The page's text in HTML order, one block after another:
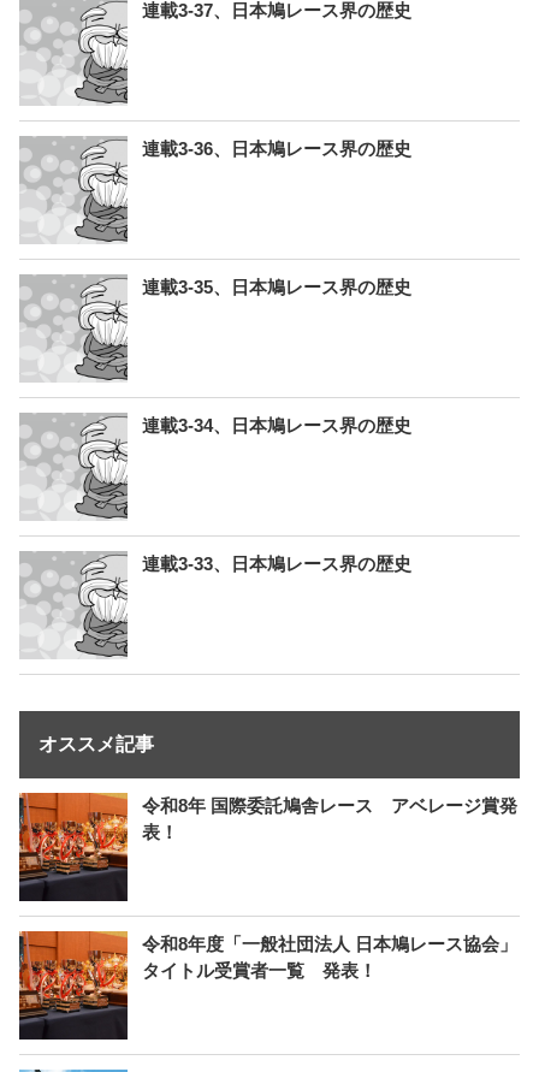
連載3-37、日本鳩レース界の歴史
連載3-36、日本鳩レース界の歴史
連載3-35、日本鳩レース界の歴史
連載3-34、日本鳩レース界の歴史
連載3-33、日本鳩レース界の歴史
オススメ記事
令和8年 国際委託鳩舎レース アベレージ賞発
表！
令和8年度「一般社団法人 日本鳩レース協会」
タイトル受賞者一覧 発表！